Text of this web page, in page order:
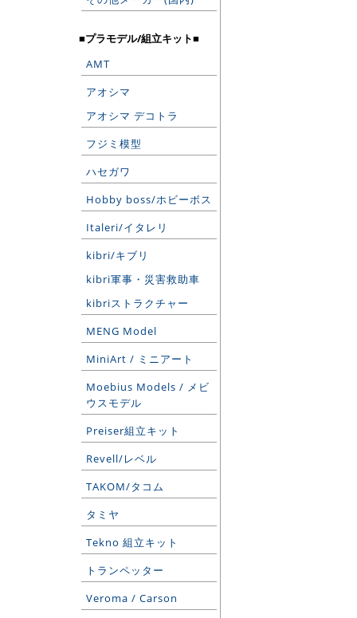
■プラモデル/組立キット■
AMT
アオシマ
アオシマ デコトラ
フジミ模型
ハセガワ
Hobby boss/ホビーボス
Italeri/イタレリ
kibri/キブリ
kibri軍事・災害救助車
kibriストラクチャー
MENG Model
MiniArt / ミニアート
Moebius Models / メビ
ウスモデル
Preiser組立キット
Revell/レベル
TAKOM/タコム
タミヤ
Tekno 組立キット
トランペッター
Veroma / Carson